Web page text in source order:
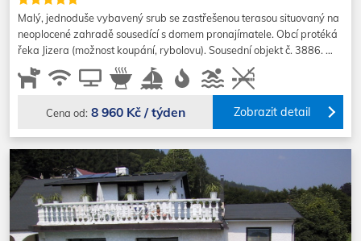
Malý, jednoduše vybavený srub se zastřešenou terasou situovaný na
neoplocené zahradě sousedící s domem pronajímatele. Obcí protéká
řeka Jizera (možnost koupání, rybolovu). Sousední objekt č. 3886. …
Cena od: 8 960 Kč / týden Zobrazit detail